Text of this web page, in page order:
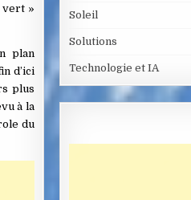
vert »
plan
d’ici
plus
à la
du
Soleil
Solutions
Technologie et IA